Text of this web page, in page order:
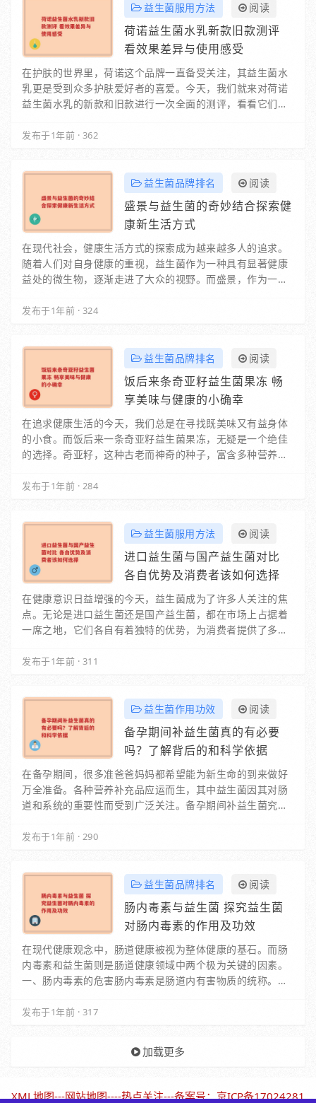
益生菌服用方法 阅读
荷诺益生菌水乳新款旧款测评
看效果差异与使用感受
在护肤的世界里，荷诺这个品牌一直备受关注，其益生菌水
乳更是受到众多护肤爱好者的喜爱。今天，我们就来对荷诺
益生菌水乳的新款和旧款进行一次全面的测评，看看它们各
发布于1年前 · 362
益生菌品牌排名 阅读
盛景与益生菌的奇妙结合探索健
康新生活方式
在现代社会，健康生活方式的探索成为越来越多人的追求。
随着人们对自身健康的重视，益生菌作为一种具有显著健康
益处的微生物，逐渐走进了大众的视野。而盛景，作为一个
发布于1年前 · 324
益生菌品牌排名 阅读
饭后来条奇亚籽益生菌果冻 畅
享美味与健康的小确幸
在追求健康生活的今天，我们总是在寻找既美味又有益身体
的小食。而饭后来一条奇亚籽益生菌果冻，无疑是一个绝佳
的选择。奇亚籽，这种古老而神奇的种子，富含多种营养成
发布于1年前 · 284
益生菌服用方法 阅读
进口益生菌与国产益生菌对比
各自优势及消费者该如何选择
在健康意识日益增强的今天，益生菌成为了许多人关注的焦
点。无论是进口益生菌还是国产益生菌，都在市场上占据着
一席之地，它们各自有着独特的优势，为消费者提供了多样
发布于1年前 · 311
益生菌作用功效 阅读
备孕期间补益生菌真的有必要
吗？了解背后的和科学依据
在备孕期间，很多准爸爸妈妈都希望能为新生命的到来做好
万全准备。各种营养补充品应运而生，其中益生菌因其对肠
道和系统的重要性而受到广泛关注。备孕期间补益生菌究竟
发布于1年前 · 290
益生菌品牌排名 阅读
肠内毒素与益生菌 探究益生菌
对肠内毒素的作用及功效
在现代健康观念中，肠道健康被视为整体健康的基石。而肠
内毒素和益生菌则是肠道健康领域中两个极为关键的因素。
一、肠内毒素的危害肠内毒素是肠道内有害物质的统称。当
发布于1年前 · 317
加载更多
XML地图---网站地图----热点关注---备案号：京ICP备17024281